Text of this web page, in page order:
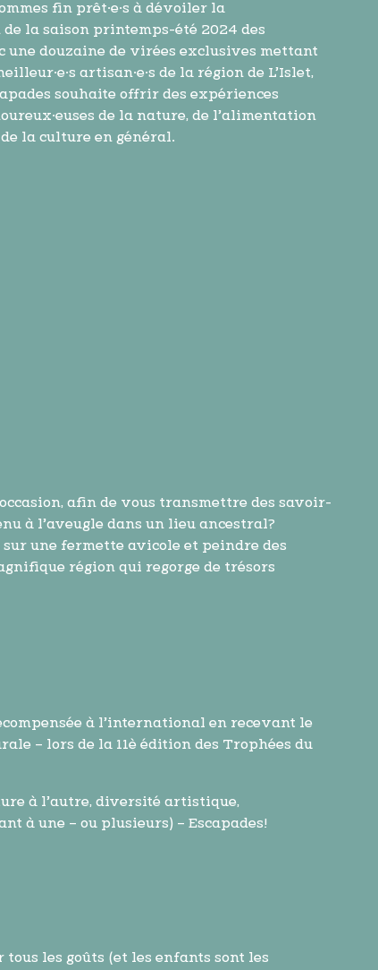
fin prêt·e·s à dévoiler la
la saison printemps-été 2024 des
une douzaine de virées exclusives mettant
artisan·e·s de la région de L’Islet,
souhaite offrir des expériences
de la nature, de l’alimentation
la culture en général.
afin de vous transmettre des savoir-
à l’aveugle dans un lieu ancestral?
une fermette avicole et peindre des
région qui regorge de trésors
à l’international en recevant le
– lors de la 11è édition des Trophées du
à l’autre, diversité artistique,
à une – ou plusieurs) – Escapades!
les goûts (et les enfants sont les